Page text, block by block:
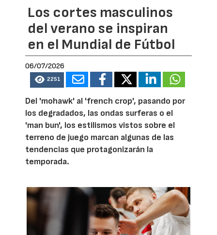
Los cortes masculinos
del verano se inspiran
en el Mundial de Fútbol
06/07/2026
2251
Del 'mohawk' al 'french crop', pasando por
los degradados, las ondas surferas o el
'man bun', los estilismos vistos sobre el
terreno de juego marcan algunas de las
tendencias que protagonizarán la
temporada.